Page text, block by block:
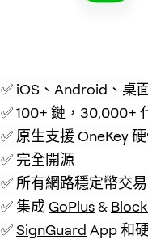
✅ iOS、Android、桌
✅ 100+ 鏈，30,000+
✅ 原生支援 OneKey
✅ 完全開源
✅ 所有網路穩定幣交
✅ 集成 GoPlus &
✅ SignGuard App 和